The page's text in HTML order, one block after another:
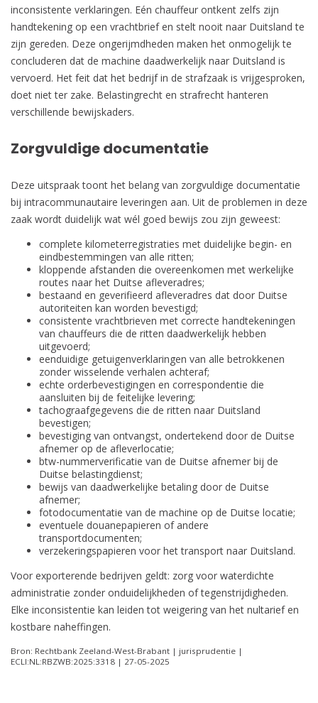
inconsistente verklaringen. Eén chauffeur ontkent zelfs zijn
handtekening op een vrachtbrief en stelt nooit naar Duitsland te
zijn gereden. Deze ongerijmdheden maken het onmogelijk te
concluderen dat de machine daadwerkelijk naar Duitsland is
vervoerd. Het feit dat het bedrijf in de strafzaak is vrijgesproken,
doet niet ter zake. Belastingrecht en strafrecht hanteren
verschillende bewijskaders.
Zorgvuldige documentatie
Deze uitspraak toont het belang van zorgvuldige documentatie
bij intracommunautaire leveringen aan. Uit de problemen in deze
zaak wordt duidelijk wat wél goed bewijs zou zijn geweest:
complete kilometerregistraties met duidelijke begin- en
eindbestemmingen van alle ritten;
kloppende afstanden die overeenkomen met werkelijke
routes naar het Duitse afleveradres;
bestaand en geverifieerd afleveradres dat door Duitse
autoriteiten kan worden bevestigd;
consistente vrachtbrieven met correcte handtekeningen
van chauffeurs die de ritten daadwerkelijk hebben
uitgevoerd;
eenduidige getuigenverklaringen van alle betrokkenen
zonder wisselende verhalen achteraf;
echte orderbevestigingen en correspondentie die
aansluiten bij de feitelijke levering;
tachograafgegevens die de ritten naar Duitsland
bevestigen;
bevestiging van ontvangst, ondertekend door de Duitse
afnemer op de afleverlocatie;
btw-nummerverificatie van de Duitse afnemer bij de
Duitse belastingdienst;
bewijs van daadwerkelijke betaling door de Duitse
afnemer;
fotodocumentatie van de machine op de Duitse locatie;
eventuele douanepapieren of andere
transportdocumenten;
verzekeringspapieren voor het transport naar Duitsland.
Voor exporterende bedrijven geldt: zorg voor waterdichte
administratie zonder onduidelijkheden of tegenstrijdigheden.
Elke inconsistentie kan leiden tot weigering van het nultarief en
kostbare naheffingen.
Bron: Rechtbank Zeeland-West-Brabant | jurisprudentie |
ECLI:NL:RBZWB:2025:3318 | 27-05-2025